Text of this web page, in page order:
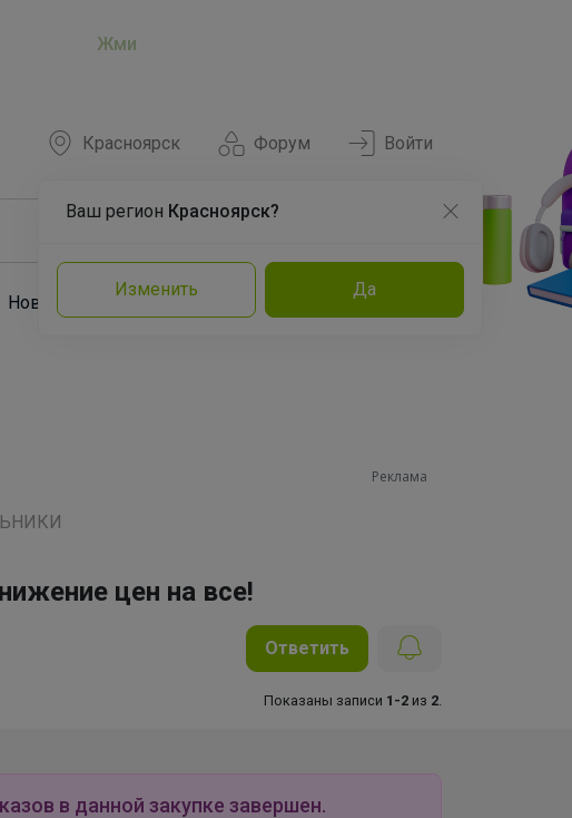
Жми
Форум
Красноярск
Ваш регион Красноярск?
Изменить Да
Войти
Новости Команда Эксперты
Реклама
цен на все!
Ответить
Показаны записи 1-2 из 2
в данной закупке завершен.